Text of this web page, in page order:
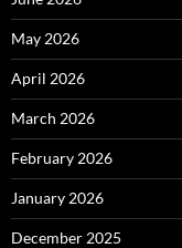
May 2026
April 2026
March 2026
February 2026
January 2026
December 2025